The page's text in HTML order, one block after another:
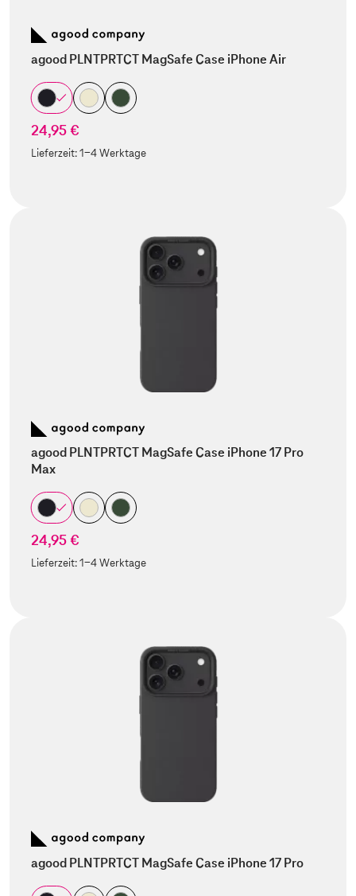
agood PLNTPRTCT MagSafe Case iPhone Air
24,95 €
Lieferzeit:1-4 Werktage
agood PLNTPRTCT MagSafe Case iPhone 17 Pro
Max
24,95 €
Lieferzeit:1-4 Werktage
agood PLNTPRTCT MagSafe Case iPhone 17 Pro